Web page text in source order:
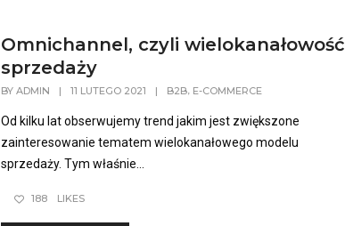
Omnichannel, czyli wielokanałowość
sprzedaży
BYADMIN | 11 LUTEGO 2021 | B2B E-COMMERCE
Od kilku lat obserwujemy trend jakim jest zwiększone
zainteresowanie tematem wielokanałowego modelu
sprzedaży. Tym właśnie...
188 LIKES